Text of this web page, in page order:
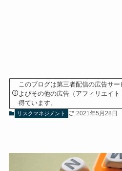
このブログは第三者配信の広告サ
よびその他の広告（アフィリエイ
得ています。
リスクマネジメント 2021年5月28日